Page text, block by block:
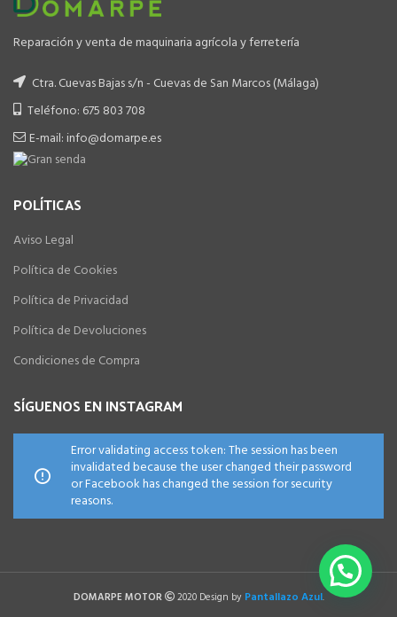
Reparación y venta de maquinaria agrícola y ferretería
Ctra. Cuevas Bajas s/n - Cuevas de San Marcos (Málaga)
Teléfono: 675 803 708
E-mail: info@domarpe.es
POLÍTICAS
Aviso Legal
Política de Cookies
Política de Privacidad
Política de Devoluciones
Condiciones de Compra
SÍGUENOS EN INSTAGRAM
Error validating access token: The session has been
invalidated because the user changed their password
or Facebook has changed the session for security
reasons.
DOMARPE MOTOR 2020 Design by Pantallazo Azul.